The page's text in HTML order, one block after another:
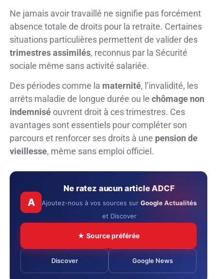
Ne jamais avoir travaillé ne signifie pas forcément
absence totale de droits pour la retraite. Certaines
situations particulières permettent de valider des
trimestres assimilés, reconnus par la Sécurité
sociale même sans activité salariée.
Des périodes comme la maternité, l’invalidité, les
arrêts maladie de longue durée ou le chômage non
indemnisé ouvrent droit à ces trimestres. Ces
avantages sont essentiels pour compléter son
parcours et renforcer ses droits à une pension de
vieillesse, même sans emploi officiel.
A
Ne ratez aucun article ADCF
Ajoutez-nous à vos sources sur Google Actualités
et Discover
★ Source préférée
Discover Google News